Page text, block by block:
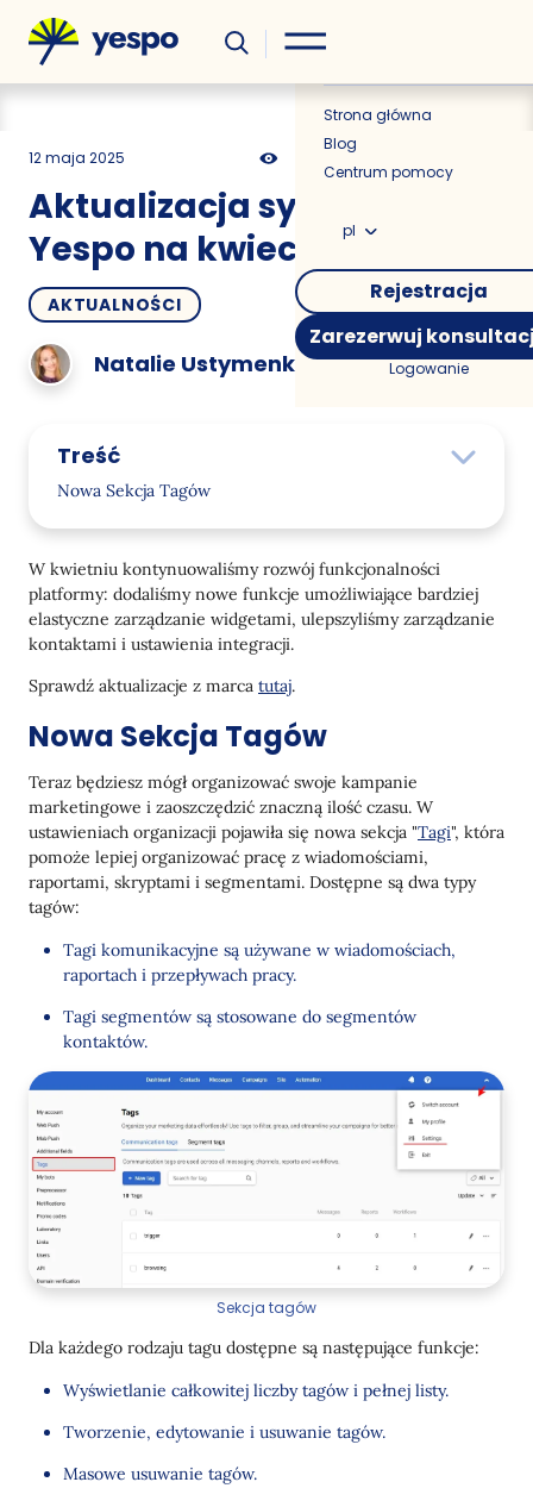
Aktualności
Strona główna
Blog
Centrum pomocy
pl
Rejestracja
Zarezerwuj
Logowanie
12 maja 2025
AKTUALNOŚCI
Aktualizacja systemu
Yespo na kwiecień 2025
Natalie Ustymenko
Treść
Nowa Sekcja Tagów
Widgety
Zmiana Nazw Stron Widgetów
Wyświetlanie ID Połączonych Wiadomości
Klucz lokalnego przechowywania i Cookie
Warstwa danych jest ustawiona
Dla powracających odwiedzających
Email
SMS/Viber
Nowi Dostawcy
API
Przesyłanie wiadomości wielojęzycznych
Wsparcie milisekund w Mobile API
Ulepszone zarządzanie obiektami w parametrach
zdarzeń
Inne aktualizacje
Ustawienia Webhooków
W kwietniu kontynuowaliśmy rozwój funkcjonalności
platformy: dodaliśmy nowe funkcje umożliwiające bardziej
elastyczne zarządzanie widgetami, ulepszyliśmy zarządzanie
kontaktami i ustawienia integracji.
Sprawdź aktualizacje z marca tutaj.
Nowa Sekcja Tagów
Teraz będziesz mógł organizować swoje kampanie
marketingowe i zaoszczędzić znaczną ilość czasu. W
ustawieniach organizacji pojawiła się nowa sekcja "Tagi", która
pomoże lepiej organizować pracę z wiadomościami,
raportami, skryptami i segmentami. Dostępne są dwa typy
tagów:
Tagi komunikacyjne są używane w wiadomościach,
raportach i przepływach pracy.
Tagi segmentów są stosowane do segmentów
kontaktów.
Sekcja tagów
Dla każdego rodzaju tagu dostępne są następujące funkcje:
Wyświetlanie całkowitej liczby tagów i pełnej listy.
Tworzenie, edytowanie i usuwanie tagów.
Masowe usuwanie tagów.